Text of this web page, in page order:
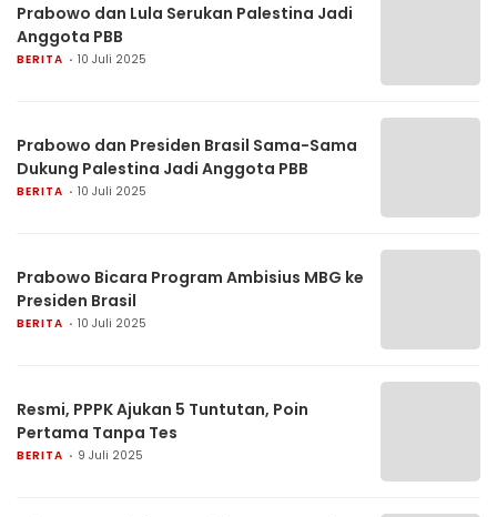
Prabowo dan Lula Serukan Palestina Jadi
Anggota PBB
BERITA 10 Juli 2025
Prabowo dan Presiden Brasil Sama-Sama
Dukung Palestina Jadi Anggota PBB
BERITA 10 Juli 2025
Prabowo Bicara Program Ambisius MBG ke
Presiden Brasil
BERITA 10 Juli 2025
Resmi, PPPK Ajukan 5 Tuntutan, Poin
Pertama Tanpa Tes
BERITA 9 Juli 2025